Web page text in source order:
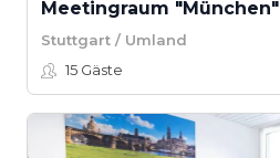
Meetingraum "München"
Stuttgart / Umland
15 Gäste